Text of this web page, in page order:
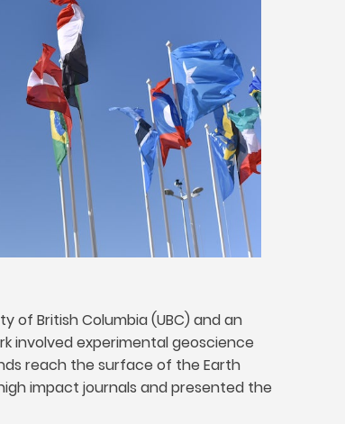
of British Columbia(UBC) and an
involved experimental geoscience
reach the surface of the Earth
impact journals and presented the